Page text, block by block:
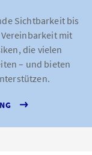
Sichtbarkeit bis
mit
die vielen
– und bieten